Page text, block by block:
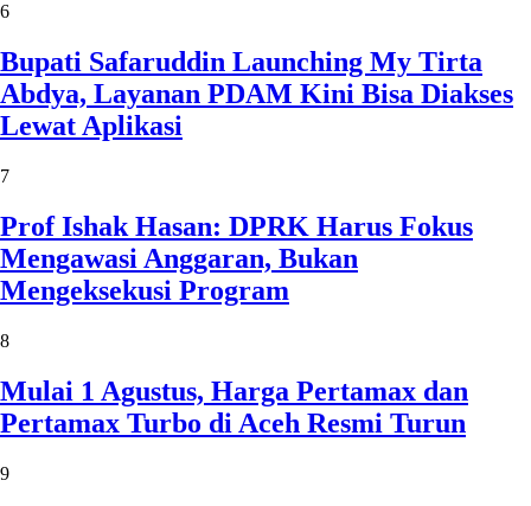
6
Bupati Safaruddin Launching My Tirta
Abdya, Layanan PDAM Kini Bisa Diakses
Lewat Aplikasi
7
Prof Ishak Hasan: DPRK Harus Fokus
Mengawasi Anggaran, Bukan
Mengeksekusi Program
8
Mulai 1 Agustus, Harga Pertamax dan
Pertamax Turbo di Aceh Resmi Turun
9